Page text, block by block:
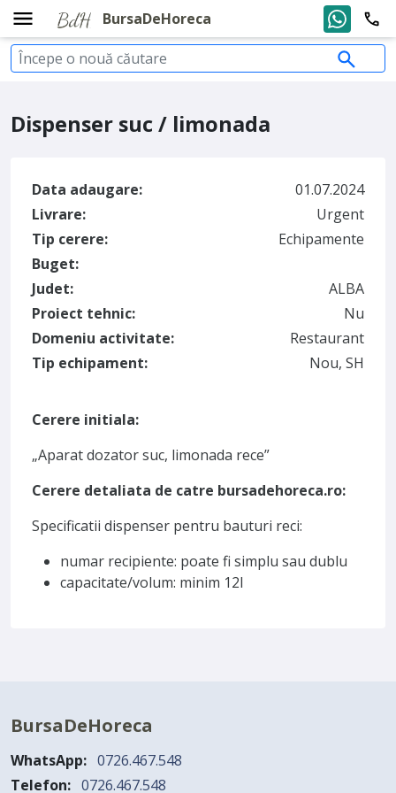
BursaDeHoreca
Dispenser suc / limonada
Data adaugare:
01.07.2024
Livrare:
Urgent
Tip cerere:
Echipamente
Buget:
Judet:
ALBA
Proiect tehnic:
Nu
Domeniu activitate:
Restaurant
Tip echipament:
Nou, SH
Cerere initiala:
„Aparat dozator suc, limonada rece”
Cerere detaliata de catre bursadehoreca.ro:
Specificatii dispenser pentru bauturi reci:
numar recipiente: poate fi simplu sau dublu
capacitate/volum: minim 12l
BursaDeHoreca
WhatsApp: 0726.467.548
Telefon: 0726.467.548